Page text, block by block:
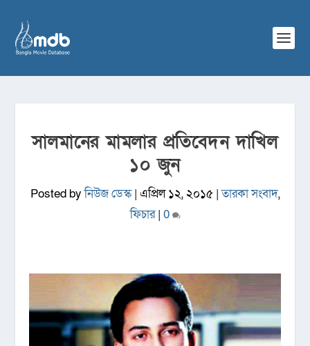
সালমানের মামলার প্রতিবেদন দাখিল
১০ জুন
Posted byনিউজ ডেস্ক| এপ্রিল ১২, ২০১৫|তারকা সংবাদ,
ফিচার| 0